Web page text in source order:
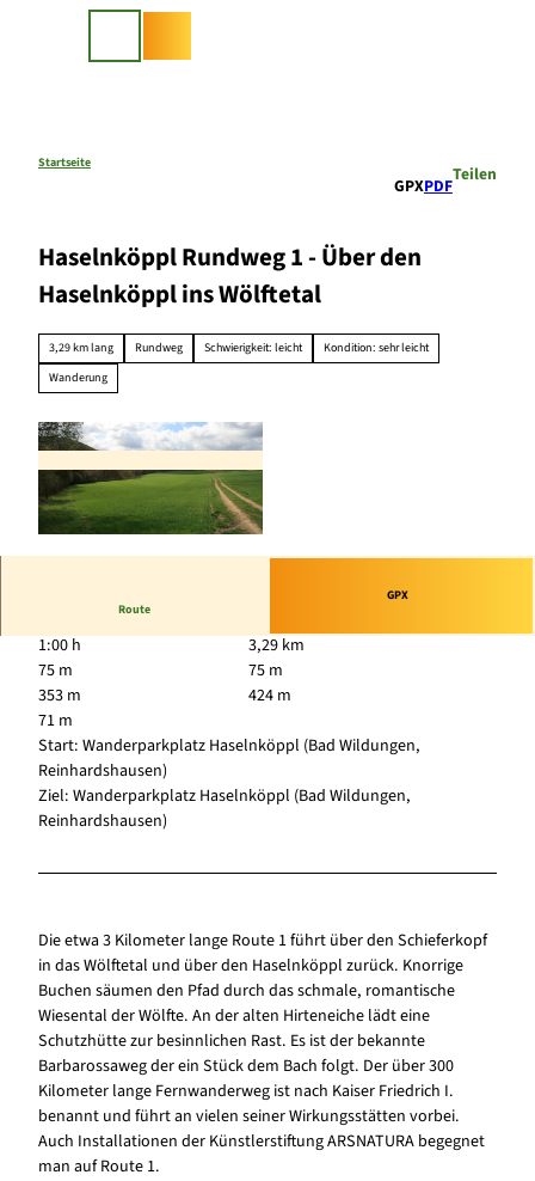
Startseite
GPXPDF
Teilen
Haselnköppl Rundweg 1 - Über den
Haselnköppl ins Wölftetal
3,29 km lang Rundweg Schwierigkeit: leicht
Kondition: sehr leicht
Wanderung
e Region: wild, bunt, gesund.
Route
GPX
1:00 h
3,29 km
75 m
75 m
353 m
424 m
71 m
Start: Wanderparkplatz Haselnköppl (Bad Wildungen,
Reinhardshausen)
Ziel: Wanderparkplatz Haselnköppl (Bad Wildungen,
Reinhardshausen)
Die etwa 3 Kilometer lange Route 1 führt über den Schieferkopf
in das Wölftetal und über den Haselnköppl zurück. Knorrige
Buchen säumen den Pfad durch das schmale, romantische
Wiesental der Wölfte. An der alten Hirteneiche lädt eine
Schutzhütte zur besinnlichen Rast. Es ist der bekannte
Barbarossaweg der ein Stück dem Bach folgt. Der über 300
Kilometer lange Fernwanderweg ist nach Kaiser Friedrich I.
benannt und führt an vielen seiner Wirkungsstätten vorbei.
Auch Installationen der Künstlerstiftung ARSNATURA begegnet
man auf Route 1.